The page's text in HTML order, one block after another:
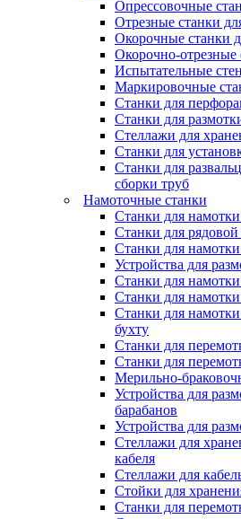
Опрессовочные
Отрезные станки
Окорочные станки
Окорочно-отрезные
Испытательные
Маркировочные
Станки для
Станки для
Стеллажи для
Станки для
Станки для
сборки труб
Намоточные станки
Станки для
Станки для
Станки для
Устройства для
Станки для
Станки для намотки
Станки для
бухту
Станки для
Станки для
Мерильно-
Устройства для
барабанов
Устройства для
Стеллажи для
кабеля
Стеллажи для
Стойки для
Станки для